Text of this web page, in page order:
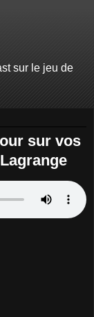
sur le jeu de
sur vos